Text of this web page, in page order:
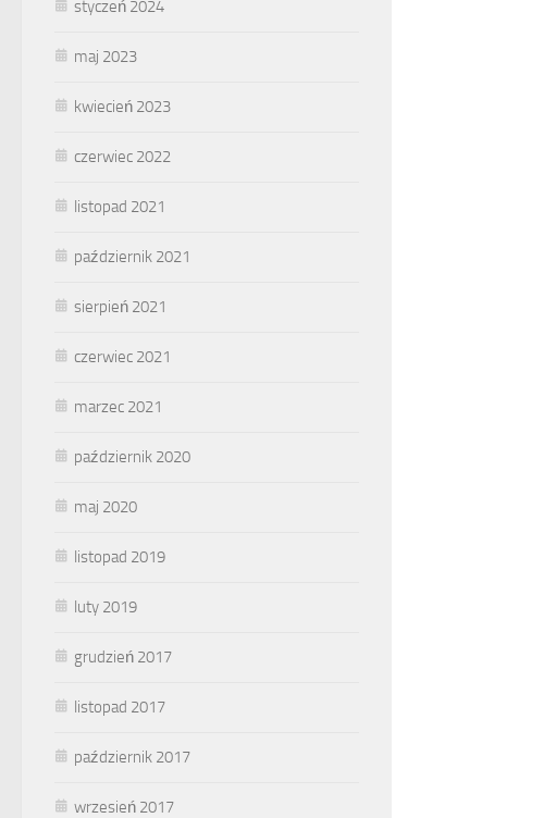
styczeń 2024
maj 2023
kwiecień 2023
czerwiec 2022
listopad 2021
październik 2021
sierpień 2021
czerwiec 2021
marzec 2021
październik 2020
maj 2020
listopad 2019
luty 2019
grudzień 2017
listopad 2017
październik 2017
wrzesień 2017